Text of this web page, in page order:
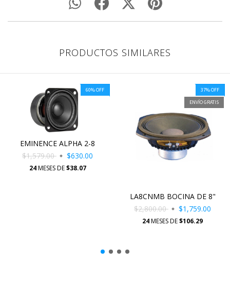
PRODUCTOS SIMILARES
60%OFF
EMINENCE ALPHA 2-8
$1,579.00
$630.00
24MESES DE$38.07
37%OFF
ENVÍO GRATIS
LA8CNMB BOCINA DE 8"
$2,800.00
$1,759.00
24MESES DE$106.29